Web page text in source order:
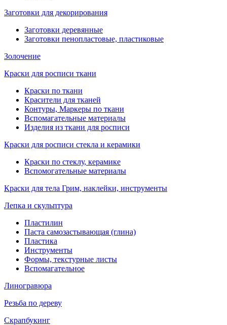
Заготовки для декорирования
Заготовки деревянные
Заготовки пенопластовые, пластиковые
Золочение
Краски для росписи ткани
Краски по ткани
Красители для тканей
Контуры, Маркеры по ткани
Вспомагательные материалы
Изделия из ткани для росписи
Краски для росписи стекла и керамики
Краски по стеклу, керамике
Вспомогательные материалы
Краски для тела Грим, наклейки, инструменты
Лепка и скульптура
Пластилин
Паста самозастывающая (глина)
Пластика
Инструменты
Формы, текстурные листы
Вспомагательное
Линогравюра
Резьба по дереву
Скрапбукинг